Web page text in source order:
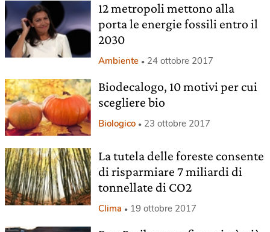
12 metropoli mettono alla
porta le energie fossili entro il
2030
Ambiente 24 ottobre 2017
Biodecalogo, 10 motivi per cui
scegliere bio
Biologico 23 ottobre 2017
La tutela delle foreste consente
di risparmiare 7 miliardi di
tonnellate di CO2
Clima 19 ottobre 2017